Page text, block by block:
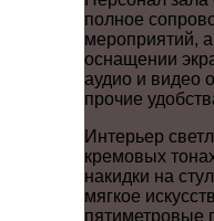
полное
мероприятий,
оснащении
аудио и видео
прочие
Интерьер
кремовых
накидки на
мягкое
пятиметровые